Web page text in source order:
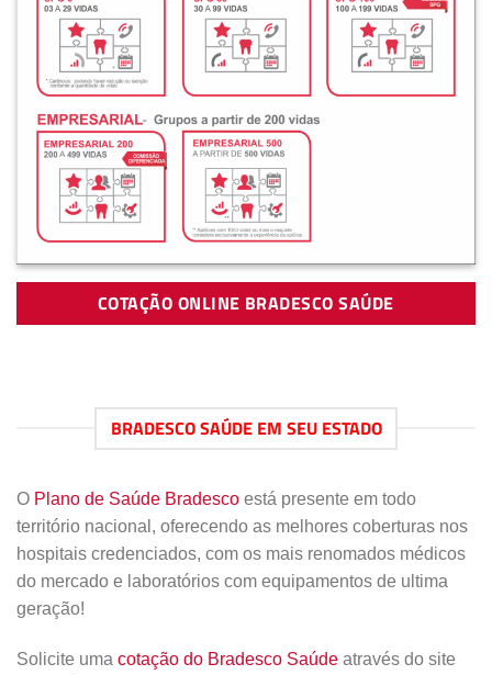
COTAÇÃO ONLINE BRADESCO SAÚDE
BRADESCO SAÚDE EM SEU ESTADO
O Plano de Saúde Bradesco está presente em todo
território nacional, oferecendo as melhores coberturas nos
hospitais credenciados, com os mais renomados médicos
do mercado e laboratórios com equipamentos de ultima
geração!
Solicite uma cotação do Bradesco Saúde através do site